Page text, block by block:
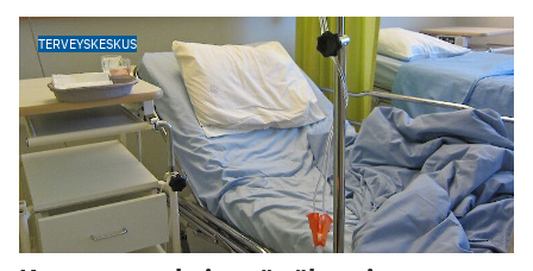
TERVEYSKESKUS